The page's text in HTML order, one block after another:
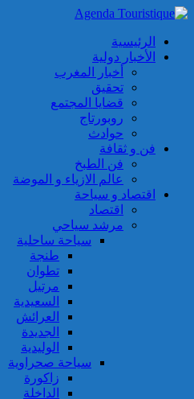
الرئيسية
الأخبار دولية
أخبار المغرب
تحقيق
قضايا المجتمع
روبورتاج
حوادث
فن و ثقافة
فن الطبخ
عالم الازياء و الموضة
اقتصاد و سياحة
اقتصاد
مرشد سياحي
سياحة ساحلية
طنجة
تطوان
مرتيل
السعيدية
العرائش
الجديدة
الوليدية
سياحة صحراوية
زاكورة
الداخلة